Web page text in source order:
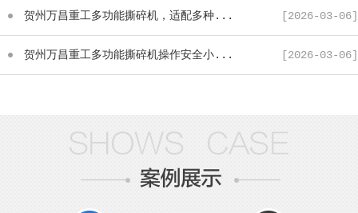
[2026-03-06]
贺州万昌重工多功能撕碎机，适配多种...
[2026-03-06]
贺州万昌重工多功能撕碎机操作安全小...